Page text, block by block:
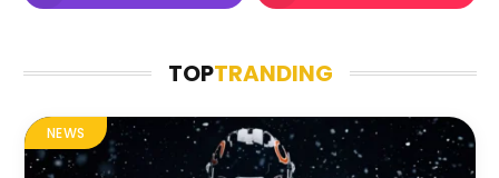
TOPTRANDING
NEWS